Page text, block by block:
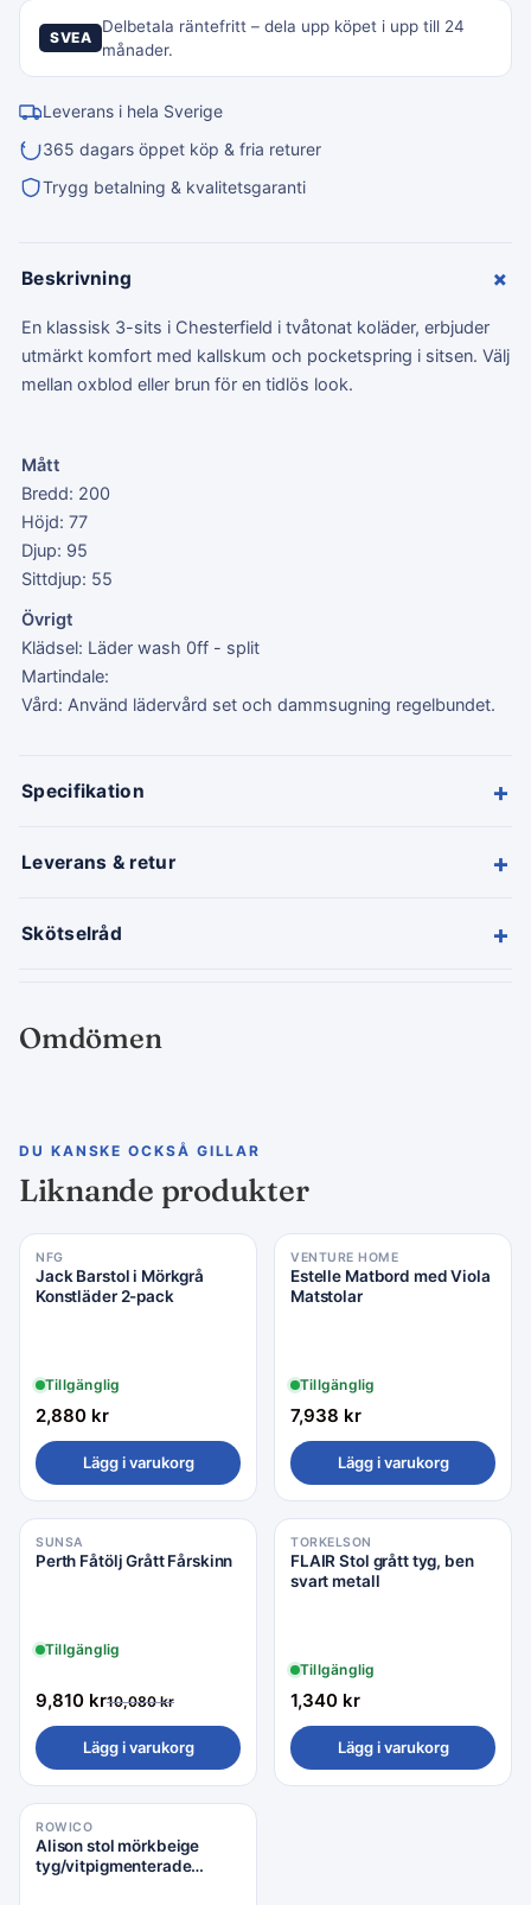
SVEA
Delbetala räntefritt – dela upp köpet i upp till 24
månader.
Leverans i hela Sverige
365 dagars öppet köp & fria returer
Trygg betalning & kvalitetsgaranti
Beskrivning +
En klassisk 3-sits i Chesterfield i tvåtonat koläder, erbjuder
utmärkt komfort med kallskum och pocketspring i sitsen. Välj
mellan oxblod eller brun för en tidlös look.
Mått
Bredd: 200
Höjd: 77
Djup: 95
Sittdjup: 55
Övrigt
Klädsel: Läder wash 0ff - split
Martindale:
Vård: Använd lädervård set och dammsugning regelbundet.
Specifikation +
Leverans & retur +
Skötselråd +
Omdömen
DU KANSKE OCKSÅ GILLAR
Liknande produkter
NFG
Jack Barstol i Mörkgrå
Konstläder 2-pack
Tillgänglig
2,880 kr
Lägg i varukorg
VENTURE HOME
Estelle Matbord med Viola
Matstolar
Tillgänglig
7,938 kr
Lägg i varukorg
Rea −3%
SUNSA
Perth Fåtölj Grått Fårskinn
Tillgänglig
9,810 kr10,080kr
Lägg i varukorg
TORKELSON
FLAIR Stol grått tyg, ben
svart metall
Tillgänglig
1,340 kr
Lägg i varukorg
ROWICO
Alison stol mörkbeige
tyg/vitpigmenterade